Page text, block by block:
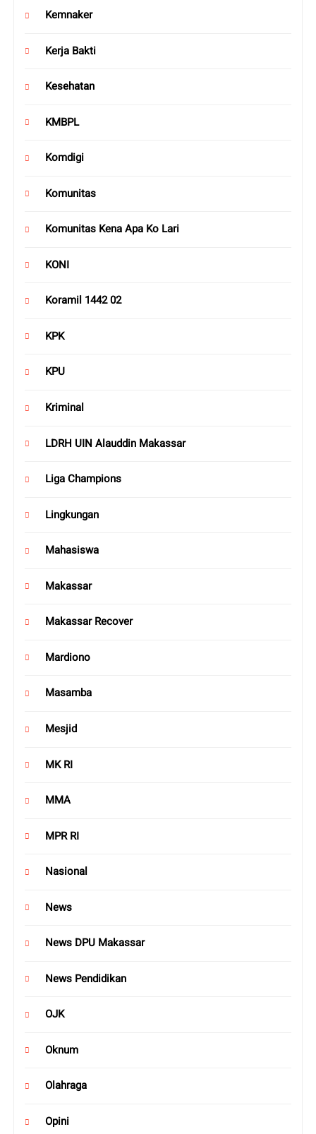
Kemnaker
Kerja Bakti
Kesehatan
KMBPL
Komdigi
Komunitas
Komunitas Kena Apa Ko Lari
KONI
Koramil 1442 02
KPK
KPU
Kriminal
LDRH UIN Alauddin Makassar
Liga Champions
Lingkungan
Mahasiswa
Makassar
Makassar Recover
Mardiono
Masamba
Mesjid
MK RI
MMA
MPR RI
Nasional
News
News DPU Makassar
News Pendidikan
OJK
Oknum
Olahraga
Opini